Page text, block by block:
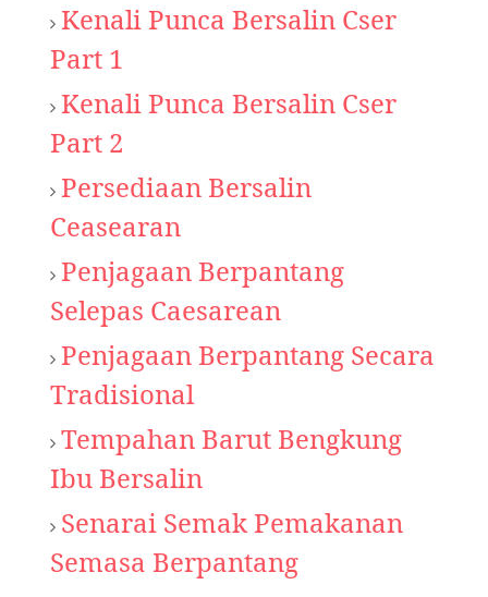
Kenali Punca Bersalin Cser
Part 1
Kenali Punca Bersalin Cser
Part 2
Persediaan Bersalin
Ceasearan
Penjagaan Berpantang
Selepas Caesarean
Penjagaan Berpantang Secara
Tradisional
Tempahan Barut Bengkung
Ibu Bersalin
Senarai Semak Pemakanan
Semasa Berpantang